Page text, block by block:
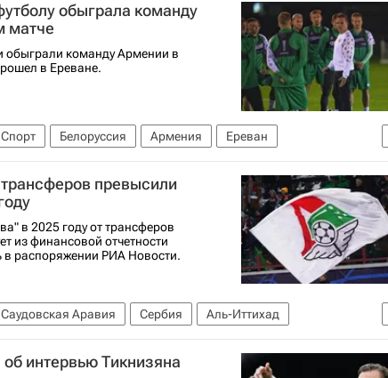
обыграла команду
матче
обыграли команду Армении в
в Ереване.
Спорт Белоруссия Армения
Ереван
Яблонский ПФК ЦСКА
Локомотив (Москва)
превысили
в 2025 году от трансферов
из финансовой отчетности
в распоряжении РИА Новости.
Саудовская Аравия Сербия
Аль-Иттихад
Спорт Трансферы в РПЛ
Трансферы
Спартак Москва
Локомотив (Москва)
интервью Тикнизяна